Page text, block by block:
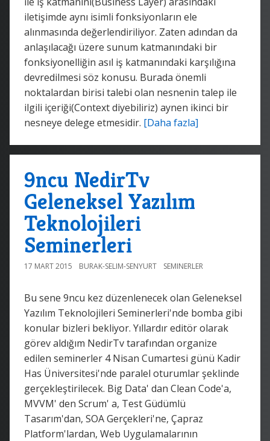
iletişimde aynı isimli fonksiyonların ele
alınmasında değerlendiriliyor. Zaten adından da
anlaşılacağı üzere sunum katmanındaki bir
fonksiyonelliğin asıl iş katmanındaki karşılığına
devredilmesi söz konusu. Burada önemli
noktalardan birisi talebi olan nesnenin talep ile
ilgili içeriği(Context diyebiliriz) aynen ikinci bir
nesneye delege etmesidir. [Daha fazla]
9ncu NedirTv
Geleneksel Yazılım
Teknolojileri
Seminerleri
17 MART 2015 BURAK-SELIM-SENYURT SEMINERLER
Bu sene 9ncu kez düzenlenecek olan Geleneksel
Yazılım Teknolojileri Seminerleri'nde bomba gibi
konular bizleri bekliyor. Yıllardır editör olarak
görev aldığım NedirTv tarafından organize
edilen seminerler 4 Nisan Cumartesi günü Kadir
Has Üniversitesi'nde paralel oturumlar şeklinde
gerçekleştirilecek. Big Data' dan Clean Code'a,
MVVM' den Scrum' a, Test Güdümlü
Tasarım'dan, SOA Gerçekleri'ne, Çapraz
Platform'lardan, Web Uygulamalarının